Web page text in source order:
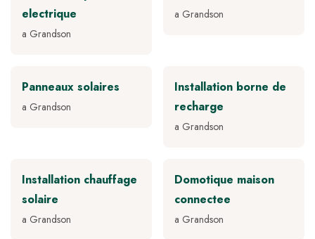
electrique
a Grandson
a Grandson
Panneaux solaires
a Grandson
Installation borne de
recharge
a Grandson
Installation chauffage
solaire
a Grandson
Domotique maison
connectee
a Grandson